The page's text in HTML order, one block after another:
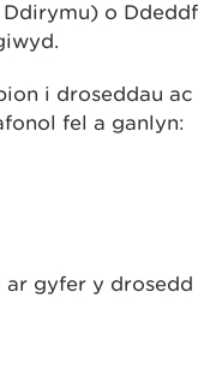
o Ddeddf
i droseddau ac
fel a ganlyn:
ar gyfer y drosedd